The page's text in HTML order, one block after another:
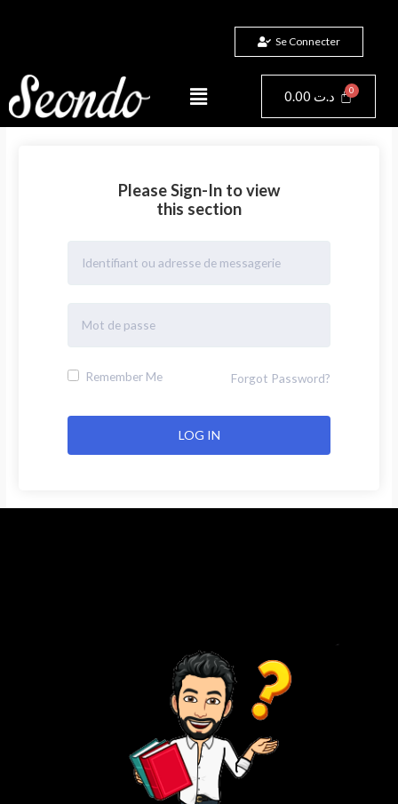
Se Connecter
Menu 0.00 د.ت Panier
Please Sign-In to view
this section
Remember Me Forgot Password?